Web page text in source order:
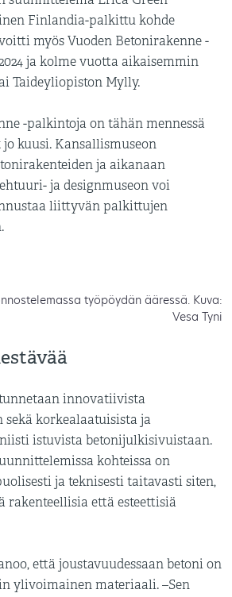
Finlandia-palkittu kohde
myös Vuoden Betonirakenne -
ja kolme vuotta aikaisemmin
Taideyliopiston Mylly.
-palkintoja on tähän mennessä
kuusi. Kansallismuseon
ja aikanaan
ja designmuseon voi
liittyvän palkittujen
työpöydän ääressä. Kuva:
Vesa Tyni
innovatiivista
sekä korkealaatuisista ja
istuvista betonijulkisivuistaan.
kohteissa on
ja teknisesti taitavasti siten,
rakenteellisia että esteettisiä
että joustavuudessaan betoni on
ylivoimainen materiaali. –Sen